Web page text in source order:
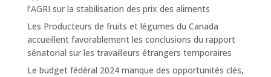
l’AGRI sur la stabilisation des prix des aliments
Les Producteurs de fruits et légumes du Canada
accueillent favorablement les conclusions du rapport
sénatorial sur les travailleurs étrangers temporaires
Le budget fédéral 2024 manque des opportunités clés,